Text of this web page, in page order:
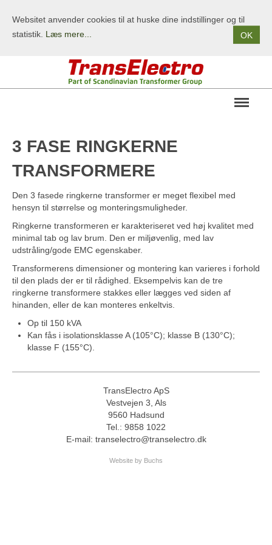
Websitet anvender cookies til at huske dine indstillinger og til
statistik. Læs mere... OK
PRODUKTER
STANDARDPRODUKTER
KUNDESPECIFIKKE PRODUKTER
KONTAKT
3 FASE RINGKERNE
TRANSFORMERE
Den 3 fasede ringkerne transformer er meget flexibel med
hensyn til størrelse og monteringsmuligheder.
Ringkerne transformeren er karakteriseret ved høj kvalitet med
minimal tab og lav brum. Den er miljøvenlig, med lav
udstråling/gode EMC egenskaber.
Transformerens dimensioner og montering kan varieres i forhold
til den plads der er til rådighed. Eksempelvis kan de tre
ringkerne transformere stakkes eller lægges ved siden af
hinanden, eller de kan monteres enkeltvis.
Op til 150 kVA
Kan fås i isolationsklasse A (105°C); klasse B (130°C);
klasse F (155°C).
TransElectro ApS
Vestvejen 3, Als
9560 Hadsund
Tel.: 9858 1022
E-mail: transelectro@transelectro.dk
Website by Buchs